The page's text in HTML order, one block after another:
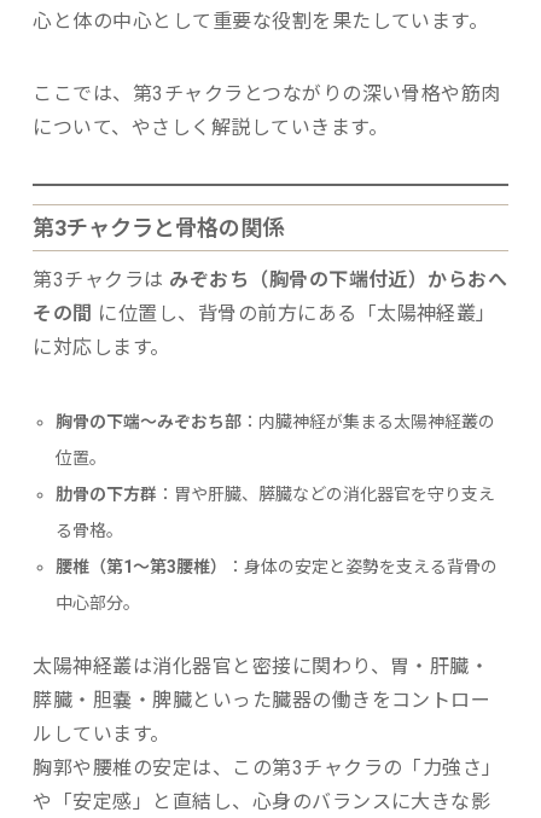
心と体の中心として重要な役割を果たしています。
ここでは、第3チャクラとつながりの深い骨格や筋肉
について、やさしく解説していきます。
第3チャクラと骨格の関係
第3チャクラは みぞおち（胸骨の下端付近）からおへ
その間 に位置し、背骨の前方にある「太陽神経叢」
に対応します。
胸骨の下端〜みぞおち部：内臓神経が集まる太陽神経叢の
位置。
肋骨の下方群 ：胃や肝臓、膵臓などの消化器官を守り支え
る骨格。
腰椎（第1〜第3腰椎）
：身体の安定と姿勢を支える背骨の
中心部分。
太陽神経叢は消化器官と密接に関わり、胃・肝臓・
膵臓・胆嚢・脾臓といった臓器の働きをコントロー
ルしています。
胸郭や腰椎の安定は、この第3チャクラの「力強さ」
や「安定感」と直結し、心身のバランスに大きな影